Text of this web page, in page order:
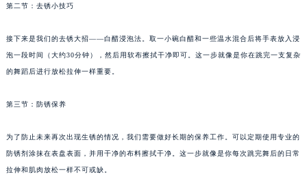
第二节：去锈小技巧
接下来是我们的去锈大招——白醋浸泡法。取一小碗白醋和一些温水混合后将手表放入浸
泡一段时间（大约30分钟），然后用软布擦拭干净即可。这一步就像是你在跳完一支复杂
的舞蹈后进行放松拉伸一样重要。
第三节：防锈保养
为了防止未来再次出现生锈的情况，我们需要做好长期的保养工作。可以定期使用专业的
防锈剂涂抹在表盘表面，并用干净的布料擦拭干净。这一步就像是你每次跳完舞后的日常
拉伸和肌肉放松一样不可或缺。